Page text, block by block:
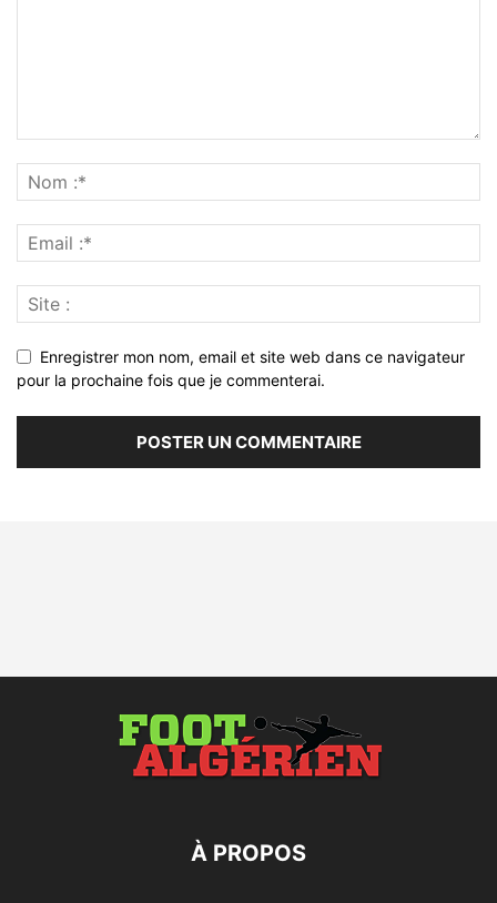
Enregistrer mon nom, email et site web dans ce navigateur
pour la prochaine fois que je commenterai.
À PROPOS